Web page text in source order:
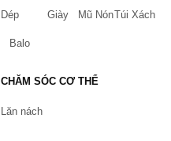
Dép Giày Mũ NónTúi Xách
Balo
CHĂM SÓC CƠ THỂ
Lăn nách